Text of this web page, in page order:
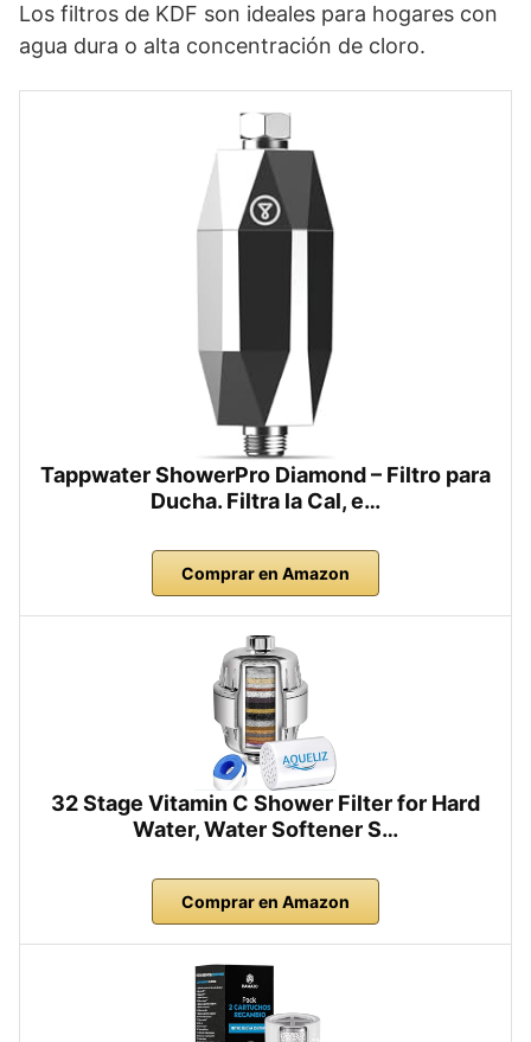
Los filtros de KDF son ideales para hogares con
agua dura o alta concentración de cloro.
Tappwater ShowerPro Diamond – Filtro para
Ducha. Filtra la Cal, e…
Comprar en Amazon
32 Stage Vitamin C Shower Filter for Hard
Water, Water Softener S…
Comprar en Amazon